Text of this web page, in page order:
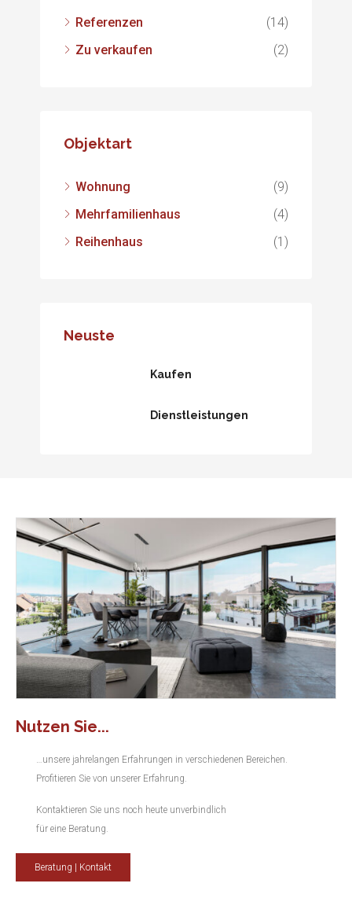
Referenzen
(14)
Zu verkaufen
(2)
Objektart
Wohnung
(9)
Mehrfamilienhaus
(4)
Reihenhaus
(1)
Neuste
Kaufen
Dienstleistungen
Nutzen Sie...
…unsere jahrelangen Erfahrungen in verschiedenen Bereichen.
Profitieren Sie von unserer Erfahrung.
Kontaktieren Sie uns noch heute unverbindlich
für eine Beratung.
Beratung | Kontakt